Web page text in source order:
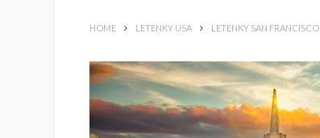
HOME LETENKY USA LETENKY SAN FRANCISCO